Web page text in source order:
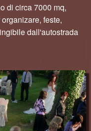
di circa 7000 mq,
feste,
dall'autostrada